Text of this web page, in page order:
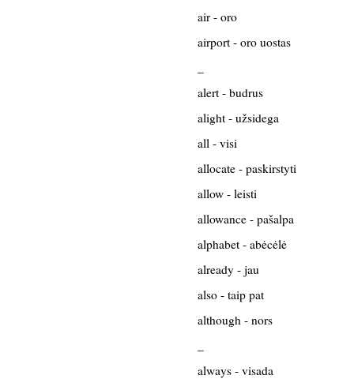
air - oro
airport - oro uostas
alert - budrus
alight - užsidega
all - visi
allocate - paskirstyti
allow - leisti
allowance - pašalpa
alphabet - abėcėlė
already - jau
also - taip pat
although - nors
always - visada